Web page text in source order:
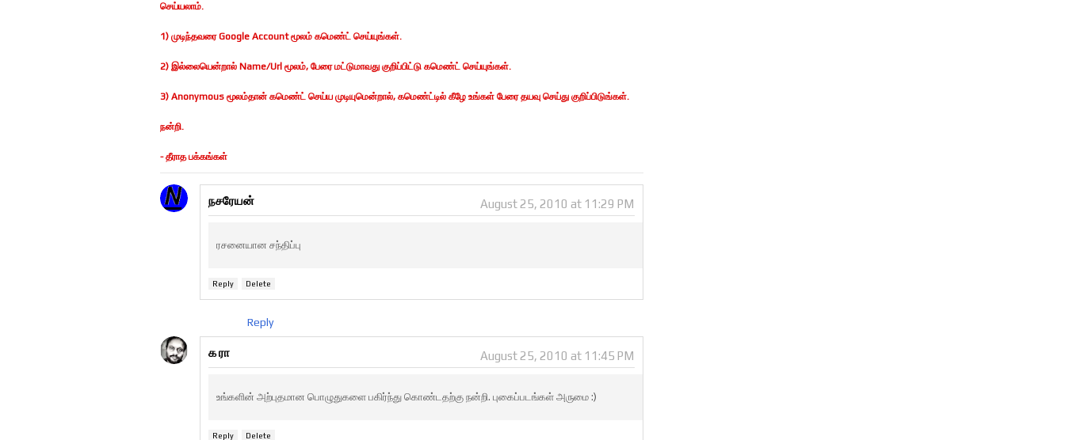
செய்யலாம்.
1) முடிந்தவரை Google Account மூலம் கமெண்ட் செய்யுங்கள்.
2) இல்லையென்றால் Name/Url மூலம், பேரை மட்டுமாவது குறிப்பிட்டு கமெண்ட் செய்யுங்கள்.
3) Anonymous மூலம்தான் கமெண்ட் செய்ய முடியுமென்றால், கமெண்ட்டில் கீழே உங்கள் பேரை தயவு செய்து குறிப்பிடுங்கள்.
நன்றி.
- தீராத பக்கங்கள்
நசரேயன் August 25, 2010 at 11:29 PM
ரசனையான சந்திப்பு
Reply Delete
Reply
க ரா August 25, 2010 at 11:45 PM
உங்களின் அற்புதமான பொழுதுகளை பகிர்ந்து கொண்டதற்கு நன்றி. புகைப்படங்கள் அருமை :)
Reply Delete